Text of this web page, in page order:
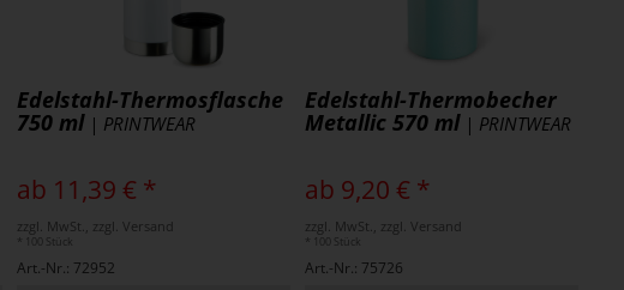
Edelstahl-Thermosflasche
750 ml| PRINTWEAR
ab 11,39 € *
zzgl. MwSt., zzgl. Versand
* 100 Stück
Art.-Nr.: 72952
Edelstahl-Thermobecher
Metallic 570 ml| PRINTWEAR
ab 9,20 € *
zzgl. MwSt., zzgl. Versand
* 100 Stück
Art.-Nr.: 75726